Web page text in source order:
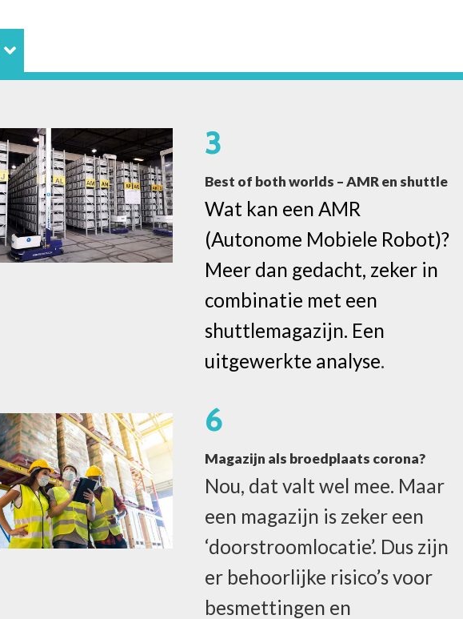
3
Best of both worlds – AMR en shuttle
Wat kan een AMR
(Autonome Mobiele Robot)?
Meer dan gedacht, zeker in
combinatie met een
shuttlemagazijn. Een
uitgewerkte analyse.
6
Magazijn als broedplaats corona?
Nou, dat valt wel mee. Maar
een magazijn is zeker een
‘doorstroomlocatie’. Dus zijn
er behoorlijke risico’s voor
besmettingen en